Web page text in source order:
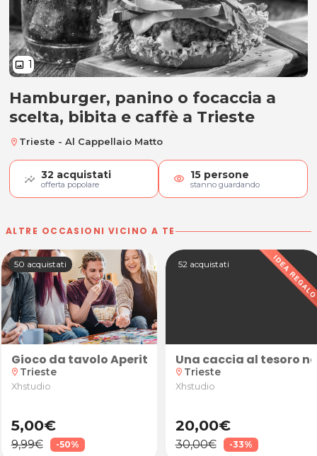
image 1
Hamburger, panino o focaccia a
Hamburger, panino o focaccia a
scelta, bibita e caffè a Trieste
location_on Trieste - Al Cappellaio Matto
32 acquistati
offerta popolare visibility 15 persone
stanno guardando
ALTRE OCCASIONI VICINO A TE
pedicure correttiva da Fashion Beauty a
atmosfera di Verona! Caccia al Tesoro
50 acquistati
Gioco da tavolo Aperitivescape (print & play + 60
location_on Trieste
Xhstudio
5,00€
9,99€ -50%
52 acquistati
Una caccia al tesoro
location_on Trieste
Xhstudio
20,00€
30,00€ -33%